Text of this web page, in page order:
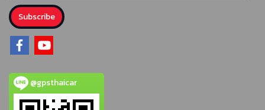
Subscribe
@gpsthaicar